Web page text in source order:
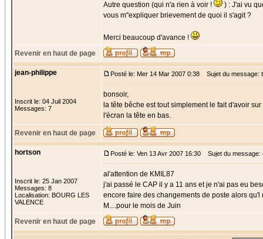
Autre question (qui n'a rien à voir !
) : J'ai vu
vous m''expliquer brievement de quoi il s'agit ?
Merci beaucoup d'avance !
Revenir en haut de page
jean-philippe
Inscrit le: 04 Juil 2004
Messages: 7
Posté le: Mer 14 Mar 2007 0:38 Sujet du message:
bonsoir,
la tête bêche est tout simplement le fait d'avoir
l'écran la tête en bas.
Revenir en haut de page
hortson
Inscrit le: 25 Jan 2007
Messages: 8
Localisation: BOURG LES
VALENCE
Posté le: Ven 13 Avr 2007 16:30 Sujet du message:
al'attention de KMIL87
j'ai passé le CAP il y a 11 ans et je n'ai pas eu
encore faire des changements de poste alors
M....pour le mois de Juin
Revenir en haut de page